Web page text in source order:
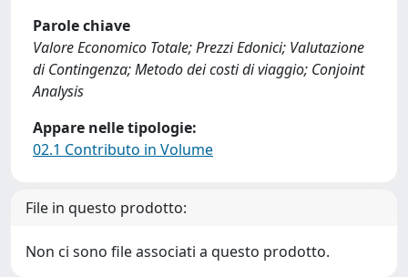
Parole chiave
Valore Economico Totale; Prezzi Edonici; Valutazione
di Contingenza; Metodo dei costi di viaggio; Conjoint
Analysis
Appare nelle tipologie:
02.1 Contributo in Volume
File in questo prodotto:
Non ci sono file associati a questo prodotto.